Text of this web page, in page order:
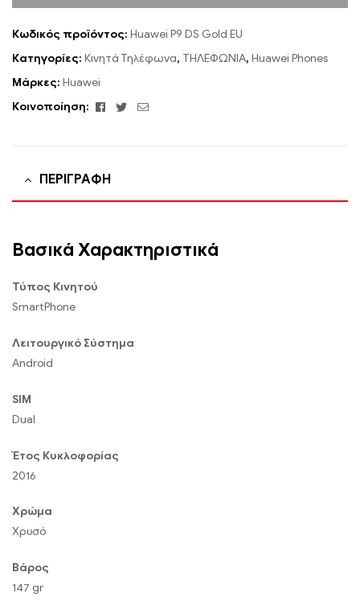
Κωδικός προϊόντος: Huawei P9 DS Gold EU
Κατηγορίες: Κινητά Τηλέφωνα, ΤΗΛΕΦΩΝΙΑ, Huawei Phones
Μάρκες: Huawei
Κοινοποίηση:
Facebook
TwitterEmail
ΠΕΡΙΓΡΑΦΉ
Βασικά Χαρακτηριστικά
Τύπος Κινητού
SmartPhone
Λειτουργικό Σύστημα
Android
SIM
Dual
Έτος Κυκλοφορίας
2016
Χρώμα
Χρυσό
Βάρος
147 gr